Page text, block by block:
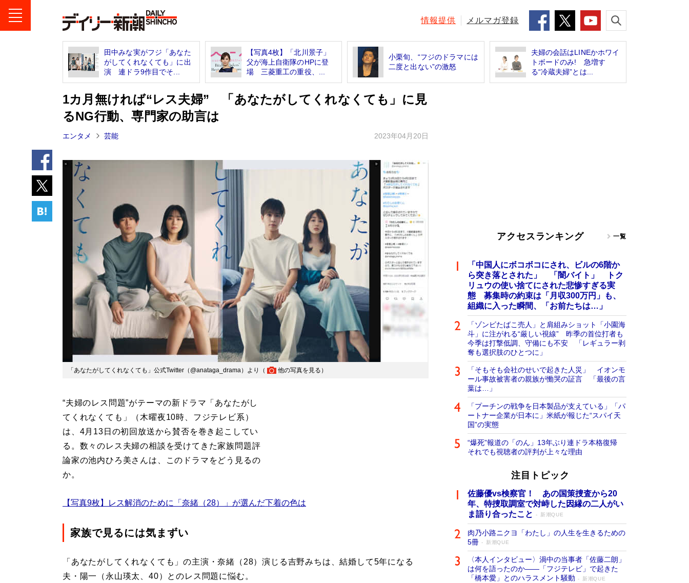
情報提供 メルマガ登録
田中みな実がフジ「あなた
がしてくれなくても」に出
演 連ドラ9作目でそ...
【写真4枚】「北川景子」
父が海上自衛隊のHPに登
場 三菱重工の重役、...
小栗旬、“フジのドラマには
二度と出ない”の激怒
夫婦の会話はLINEかホワイ
トボードのみ! 急増す
る“冷蔵夫婦”とは...
1カ月無ければ“レス夫婦” 「あなたがしてくれなくても」に見
るNG行動、専門家の助言は
エンタメ 芸能 2023年04月20日
「あなたがしてくれなくても」公式Twitter（@anataga_drama）より（ 他の写真を見る ）
“夫婦のレス問題”がテーマの新ドラマ「あなたがし
てくれなくても」（木曜夜10時、フジテレビ系）
は、4月13日の初回放送から賛否を巻き起こしてい
る。数々のレス夫婦の相談を受けてきた家族問題評
論家の池内ひろ美さんは、このドラマをどう見るの
か。
【写真9枚】レス解消のために「奈緒（28）」が選んだ下着の色は
家族で見るには気まずい
「あなたがしてくれなくても」の主演・奈緒（28）演じる吉野みちは、結婚して5年になる
夫・陽一（永山瑛太、40）とのレス問題に悩む。
アクセスランキング 一覧
「中国人にボコボコにされ、ビルの6階か
ら突き落とされた」 「闇バイト」 トク
リュウの使い捨てにされた悲惨すぎる実
態 募集時の約束は「月収300万円」も、
組織に入った瞬間、「お前たちは…」
「ゾンビたばこ売人」と肩組みショット「小園海
斗」に注がれる“厳しい視線” 昨季の首位打者も
今季は打撃低調、守備にも不安 「レギュラー剥
奪も選択肢のひとつに」
「そもそも会社のせいで起きた人災」 イオンモ
ール事故被害者の親族が慟哭の証言 「最後の言
葉は…」
「プーチンの戦争を日本製品が支えている」「パ
ートナー企業が日本に」米紙が報じた“スパイ天
国”の実態
“爆死”報道の「のん」13年ぶり連ドラ本格復帰
それでも視聴者の評判が上々な理由
注目トピック
佐藤優vs検察官！ あの国策捜査から20
年、特捜取調室で対峙した因縁の二人がい
ま語り合ったこと
新潮QUE
肉乃小路ニクヨ「わたし」の人生を生きるための
5冊
新潮QUE
〈本人インタビュー〉渦中の当事者「佐藤二朗」
は何を語ったのか――「フジテレビ」で起きた
「橋本愛」とのハラスメント騒動
新潮QUE